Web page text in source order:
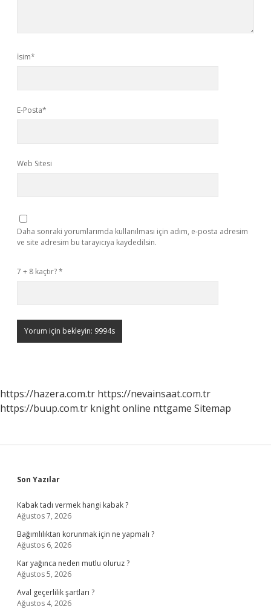
İsim*
E-Posta*
Web Sitesi
Daha sonraki yorumlarımda kullanılması için adım, e-posta adresim
ve site adresim bu tarayıcıya kaydedilsin.
7 + 8 kaçtır?*
https://hazera.com.tr https://nevainsaat.com.tr
https://buup.com.tr knight online nttgame Sitemap
Sidebar
Son Yazılar
Kabak tadı vermek hangi kabak ?
Ağustos 7, 2026
Bağımlılıktan korunmak için ne yapmalı ?
Ağustos 6, 2026
Kar yağınca neden mutlu oluruz ?
Ağustos 5, 2026
Aval geçerlilik şartları ?
Ağustos 4, 2026